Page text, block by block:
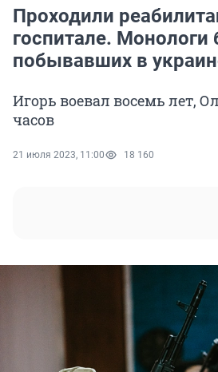
Проходили
госпитале. Монологи
побывавших в
Игорь воевал восемь лет,
часов
21 июля 2023, 11:00 18 160